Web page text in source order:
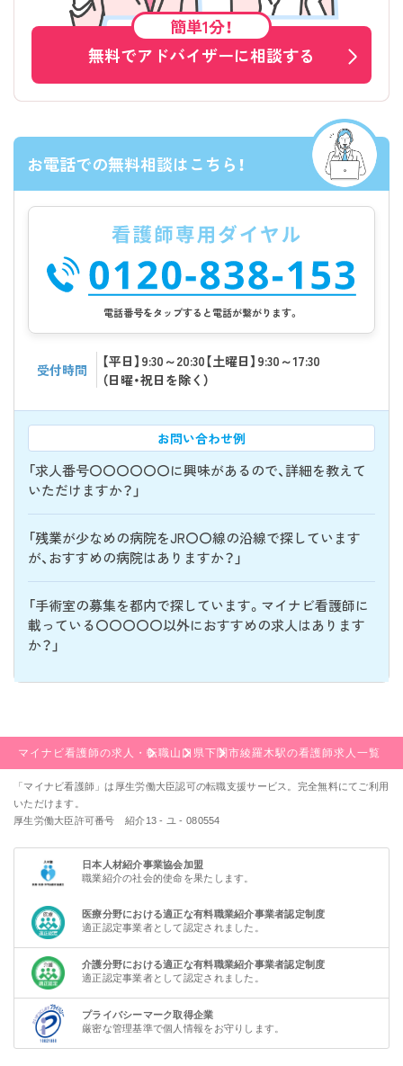
簡単1分！
無料でアドバイザーに相談する
お電話での無料相談はこちら！
電話番号をタップすると電話が繋がります。
受付時間
【平日】9:30～20:30【土曜日】9:30～17:30
（日曜・祝日を除く）
お問い合わせ例
「求人番号〇〇〇〇〇〇に興味があるので、詳細を教えて
いただけますか？」
「残業が少なめの病院をJR〇〇線の沿線で探しています
が、おすすめの病院はありますか？」
「手術室の募集を都内で探しています。マイナビ看護師に
載っている〇〇〇〇〇以外におすすめの求人はあります
か？」
マイナビ看護師の求人・転職山口県下関市綾羅木駅の看護師求人一覧
「マイナビ看護師」は厚生労働大臣認可の転職支援サービス。完全無料にてご利用
いただけます。
厚生労働大臣許可番号 紹介13 - ユ - 080554
日本人材紹介事業協会加盟
職業紹介の社会的使命を果たします。
医療分野における適正な有料職業紹介事業者認定制度
適正認定事業者として認定されました。
介護分野における適正な有料職業紹介事業者認定制度
適正認定事業者として認定されました。
プライバシーマーク取得企業
厳密な管理基準で個人情報をお守りします。